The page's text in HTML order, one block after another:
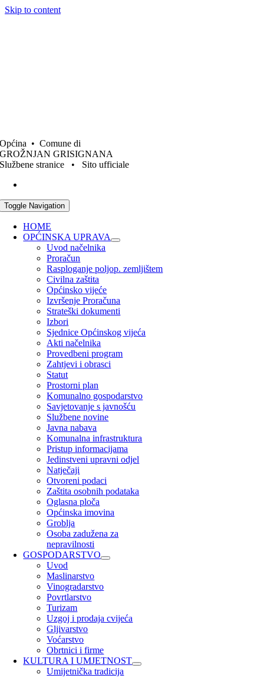
Skip to content
Općina • Comune di
GROŽNJAN GRISIGNANA
Službene stranice • Sito ufficiale
Toggle Navigation
HOME
OPĆINSKA UPRAVA
Uvod načelnika
Proračun
Rasploganje poljop. zemljištem
Civilna zaštita
Općinsko vijeće
Izvršenje Proračuna
Strateški dokumenti
Izbori
Sjednice Općinskog vijeća
Akti načelnika
Provedbeni program
Zahtjevi i obrasci
Statut
Prostorni plan
Komunalno gospodarstvo
Savjetovanje s javnošću
Službene novine
Javna nabava
Komunalna infrastruktura
Pristup informacijama
Jedinstveni upravni odjel
Natječaji
Otvoreni podaci
Zaštita osobnih podataka
Oglasna ploča
Općinska imovina
Groblja
Osoba zadužena za
nepravilnosti
GOSPODARSTVO
Uvod
Maslinarstvo
Vinogradarstvo
Povrtlarstvo
Turizam
Uzgoj i prodaja cvijeća
Gljivarstvo
Voćarstvo
Obrtnici i firme
KULTURA I UMJETNOST
Umijetnička tradicija